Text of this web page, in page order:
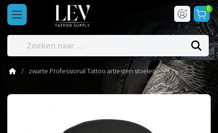
0
zwarte Professional Tattoo artiesten stoelen